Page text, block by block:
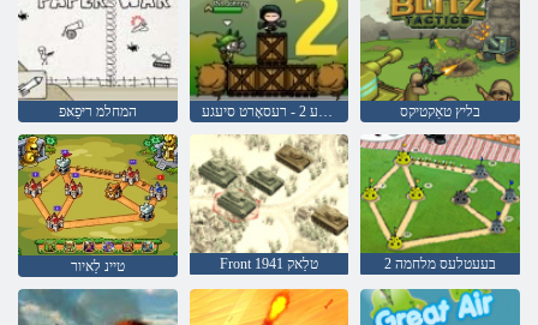
המחלמ ריּפַאּפ שטאָט סיעגע 2 - רעסאָרט סיעגע בליץ טאַקטיקס
טיינ לַאיור Front טלַאק 1941 בעעטלעס מלחמה 2